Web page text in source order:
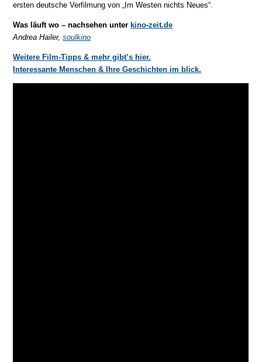
ersten deutsche Verfilmung von „Im Westen nichts Neues“.
Was läuft wo – nachsehen unter kino-zeit.de
Andrea Hailer,soulkino
Weitere Film-Tipps & mehr gibt’s hier.
Interessante Menschen & Ihre Geschichten im blick.